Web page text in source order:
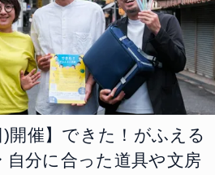
)開催】できた！がふえる
自分に合った道具や文房